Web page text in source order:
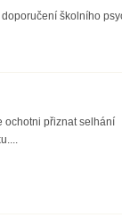
školního
ochotni přiznat selhání